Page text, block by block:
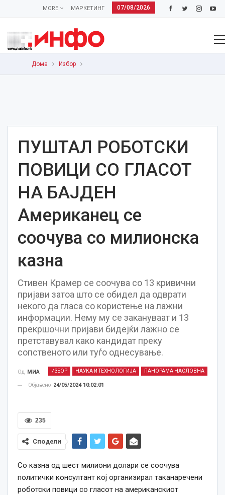
07/08/2026
МАРКЕТИНГ
MORE
Дома Избор
ПУШТАЛ РОБОТСКИ
ПОВИЦИ СО ГЛАСОТ
НА БАЈДЕН
Американец се
соочува со милионска
казна
Стивен Крамер се соочува со 13 кривични
пријави затоа што се обидел да одврати
некого да гласа со користење на лажни
информации. Нему му се закануваат и 13
прекршочни пријави бидејќи лажно се
претставувал како кандидат преку
сопственото или туѓо однесување.
ИЗБОР НАУКА И ТЕХНОЛОГИЈА ПАНОРАМА НАСЛОВНА
Од МИА
Објавено 24/05/2024 10:02:01
235
Сподели
Со казна од шест милиони долари се соочува
политички консултант кој организирал таканаречени
роботски повици со гласот на американскиот